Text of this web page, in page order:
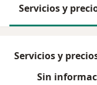
Servicios y
Servicios y
Sin